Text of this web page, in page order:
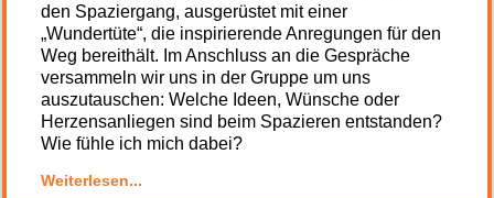
den Spaziergang, ausgerüstet mit einer
„Wundertüte“, die inspirierende Anregungen für den
Weg bereithält. Im Anschluss an die Gespräche
versammeln wir uns in der Gruppe um uns
auszutauschen: Welche Ideen, Wünsche oder
Herzensanliegen sind beim Spazieren entstanden?
Wie fühle ich mich dabei?
Der Herzensspaziergang findet bei jedem Wetter
Weiterlesen...